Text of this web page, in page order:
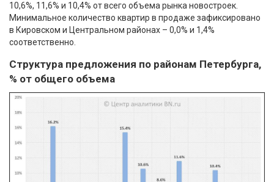
10,6%, 11,6% и 10,4% от всего объема рынка новостроек.
Минимальное количество квартир в продаже зафиксировано
в Кировском и Центральном районах – 0,0% и 1,4%
соответственно.
Структура предложения по районам Петербурга,
% от общего объема